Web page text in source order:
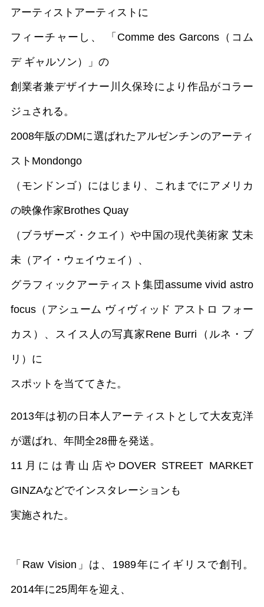
アーティストアーティストに
フィーチャーし、 「Comme des Garcons（コム
デ ギャルソン）」の
創業者兼デザイナー川久保玲により作品がコラー
ジュされる。
2008年版のDMに選ばれたアルゼンチンのアーティ
ストMondongo
（モンドンゴ）にはじまり、これまでにアメリカ
の映像作家Brothes Quay
（ブラザーズ・クエイ）や中国の現代美術家 艾未
未（アイ・ウェイウェイ）、
グラフィックアーティスト集団assume vivid astro
focus（アシューム ヴィヴィッド アストロ フォー
カス）、スイス人の写真家Rene Burri（ルネ・ブ
リ）に
スポットを当ててきた。
2013年は初の日本人アーティストとして大友克洋
が選ばれ、年間全28冊を発送。
11月には青山店やDOVER STREET MARKET
GINZAなどでインスタレーションも
実施された。
「Raw Vision」は、1989年にイギリスで創刊。
2014年に25周年を迎え、